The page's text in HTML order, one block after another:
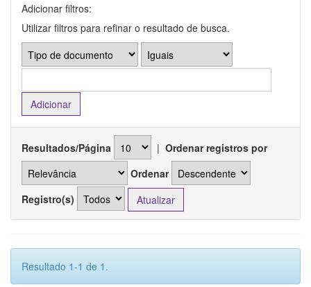
Adicionar filtros:
Utilizar filtros para refinar o resultado de busca.
Resultados/Página | Ordenar registros por
Ordenar
Registro(s)
Resultado 1-1 de 1.